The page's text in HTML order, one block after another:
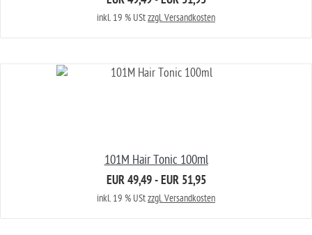
inkl. 19 % UStzzgl. Versandkosten
101M Hair Tonic 100ml
EUR 49,49 - EUR 51,95
inkl. 19 % UStzzgl. Versandkosten